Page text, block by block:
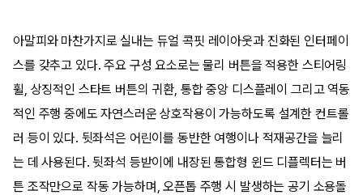
아말피와 마찬가지로 실내는 듀얼 콕핏 레이아웃과 진화된 인터페이
스를 갖추고 있다. 주요 구성 요소로는 물리 버튼을 적용한 스티어링
휠, 상징적인 스타트 버튼의 귀환, 통합 중앙 디스플레이 그리고 역동
적인 주행 중에도 자연스러운 상호작용이 가능하도록 설계한 컨트롤
러 등이 있다. 뒷좌석은 어린이를 동반한 여행이나 적재공간을 늘리
는 데 사용된다. 뒷좌석 등받이에 내장된 통합형 윈드 디플렉터는 버
튼 조작만으로 작동 가능하며, 오픈톱 주행 시 발생하는 공기 소용돌